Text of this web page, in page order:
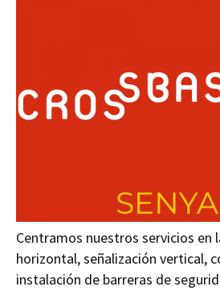
Centramos nuestros servicios en
horizontal, señalización vertical,
instalación de barreras de